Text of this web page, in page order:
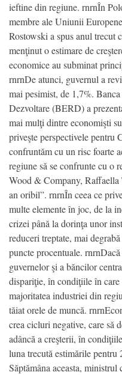
ieftine din regiune. rnrnÎn
membre ale Uniunii
Rostowski a spus anul trecut
menţinut o estimare de
economice au subminat
rnrnDe atunci, guvernul a
mai pesimist, de 1,7%.
Dezvoltare (BERD) a
mai mulţi dintre economişti
priveşte perspectivele pentru
confruntăm cu un risc foarte
regiune să se confrunte cu o
Wood & Company, Raffaella
an oribil”. rnrnÎn ceea ce
multe elemente în joc, de la
crizei până la dorinţa unor
reduceri treptate, mai
puncte procentuale.
guvernelor şi a băncilor
dispariţie, în condiţiile în
majoritatea industriei din
tăiat orele de muncă.
crea cicluri negative, care să
adâncă a creşterii, în
luna trecută estimările
Săptămâna aceasta,